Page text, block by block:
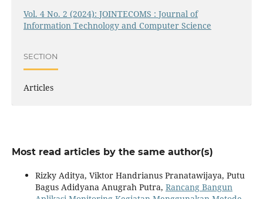
Vol. 4 No. 2 (2024): JOINTECOMS : Journal of
Information Technology and Computer Science
SECTION
Articles
Most read articles by the same author(s)
Rizky Aditya, Viktor Handrianus Pranatawijaya, Putu
Bagus Adidyana Anugrah Putra, Rancang Bangun